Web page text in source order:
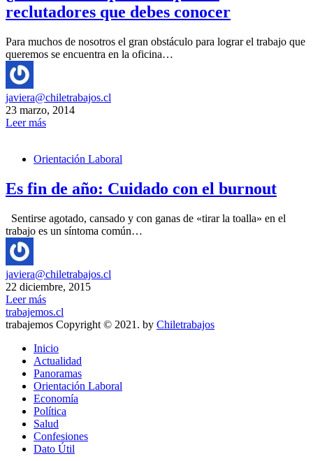
reclutadores que debes conocer
Para muchos de nosotros el gran obstáculo para lograr el trabajo que
queremos se encuentra en la oficina…
javiera@chiletrabajos.cl
23 marzo, 2014
Leer más
Orientación Laboral
Es fin de año: Cuidado con el burnout
Sentirse agotado, cansado y con ganas de «tirar la toalla» en el
trabajo es un síntoma común…
javiera@chiletrabajos.cl
22 diciembre, 2015
Leer más
trabajemos.cl
trabajemos Copyright © 2021. by Chiletrabajos
Inicio
Actualidad
Panoramas
Orientación Laboral
Economía
Política
Salud
Confesiones
Dato Útil